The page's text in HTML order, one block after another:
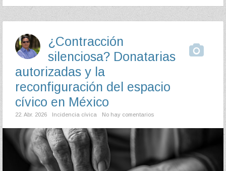
¿Contracción
silenciosa? Donatarias
autorizadas y la
reconfiguración del espacio
cívico en México
22. Abr. 2026 Incidencia cívica No hay comentarios